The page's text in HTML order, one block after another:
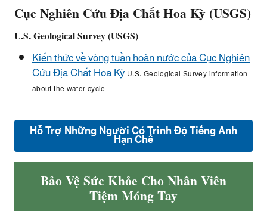
Cục Nghiên Cứu Địa Chất Hoa Kỳ (USGS)
U.S. Geological Survey (USGS)
Kiến thức về vòng tuần hoàn nước của Cục Nghiên
Cứu Địa Chất Hoa KỳU.S. Geological Survey information
about the water cycle
Hỗ Trợ Những Người Có Trình Độ Tiếng Anh
Hạn Chế
Bảo Vệ Sức Khỏe Cho Nhân Viên
Tiệm Móng Tay